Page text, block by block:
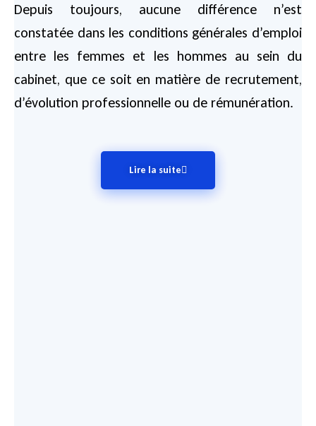
Depuis toujours, aucune différence n’est
constatée dans les conditions générales d’emploi
entre les femmes et les hommes au sein du
cabinet, que ce soit en matière de recrutement,
d’évolution professionnelle ou de rémunération.
Lire la suite